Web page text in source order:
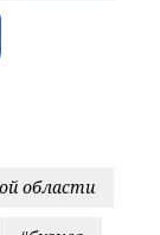
области